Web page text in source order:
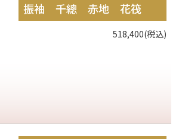
振袖 千總 赤地 花筏
518,400(税込)